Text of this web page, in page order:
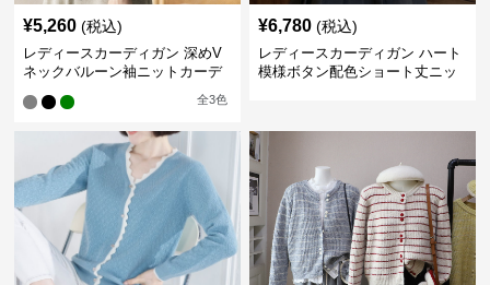
¥5,260 (税込)
レディースカーディガン 深めV
ネックバルーン袖ニットカーデ
全3色
¥6,780 (税込)
レディースカーディガン ハート
模様ボタン配色ショート丈ニッ